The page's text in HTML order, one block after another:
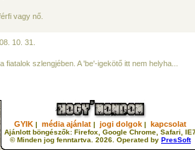
vagy nő.
10. 31.
fiatalok szlengjében. A 'be'-igekötő itt nem helyha...
GYIK | média ajánlat | jogi dolgok | kapcsolat
Ajánlott böngészők: Firefox, Google Chrome, Safari,
© Minden jog fenntartva. 2026. Operated by PresSoft